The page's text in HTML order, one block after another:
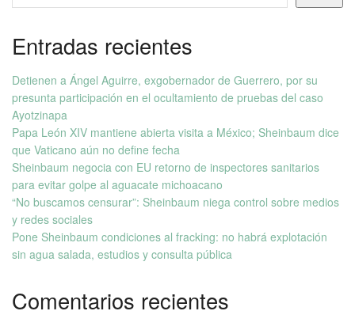
Entradas recientes
Detienen a Ángel Aguirre, exgobernador de Guerrero, por su
presunta participación en el ocultamiento de pruebas del caso
Ayotzinapa
Papa León XIV mantiene abierta visita a México; Sheinbaum dice
que Vaticano aún no define fecha
Sheinbaum negocia con EU retorno de inspectores sanitarios
para evitar golpe al aguacate michoacano
“No buscamos censurar”: Sheinbaum niega control sobre medios
y redes sociales
Pone Sheinbaum condiciones al fracking: no habrá explotación
sin agua salada, estudios y consulta pública
Comentarios recientes